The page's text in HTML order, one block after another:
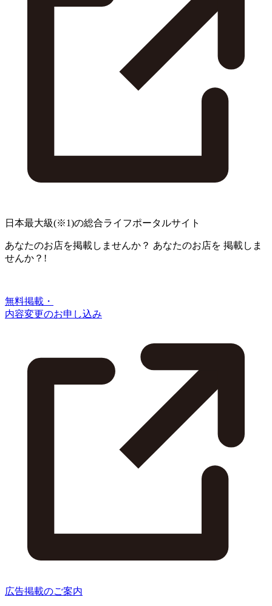
日本最大級(※1)の総合ライフポータルサイト
あなたのお店を掲載しませんか？ あなたのお店を 掲載しま
せんか？!
無料掲載・
内容変更のお申し込み
広告掲載のご案内